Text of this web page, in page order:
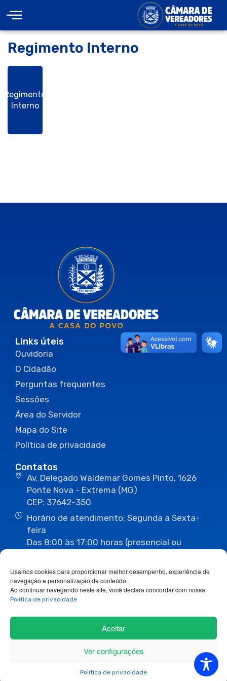
Usamos cookies para proporcionar melhor desempenho, experiência de
navegação e personalização de conteúdo.
Ao continuar navegando neste site, você declara concordar com nossa
Política de privacidade
Aceitar
Ver configurações
Política de privacidade
Regimento Interno
Regimento
Interno
Links úteis
Ouvidoria
O Cidadão
Perguntas frequentes
Sessões
Área do Servidor
Mapa do Site
Política de privacidade
Contatos
Av. Delegado Waldemar Gomes Pinto, 1626
Ponte Nova - Extrema (MG)
CEP: 37642-350
Horário de atendimento: Segunda a Sexta-
feira
Das 8:00 às 17:00 horas (presencial ou
(35) 3435-1112 (35) 3435-3063
ouvidoria@camaraextrema.mg.gov.br
imprensa@camaraextrema.mg.gov.br
Siga-nos: